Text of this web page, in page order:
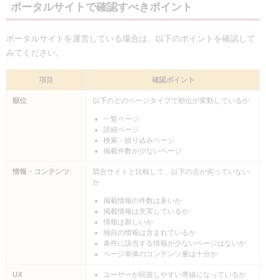
ポータルサイトで確認すべきポイント
ポータルサイトを運営している場合は、以下のポイントを確認して
みてください。
項目 確認ポイント
順位 以下のどのページタイプで順位が変動しているか
一覧ページ
詳細ページ
検索・絞り込みページ
掲載件数が少ないページ
情報・コンテンツ
競合サイトと比較して、以下の点が劣っていない
か
掲載情報の件数は多いか
掲載情報は充実しているか
情報は新しいか
独自の情報は含まれているか
条件に該当する情報が少ないページはないか
ページ単体のコンテンツ量は十分か
UX
ユーザーが回遊しやすい導線になっているか